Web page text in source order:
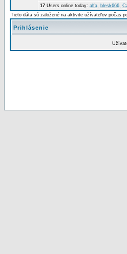
17 Users online today: alfa, blesk666,
Tieto dáta sú založené na aktivite užívateľov počas
Prihlásenie